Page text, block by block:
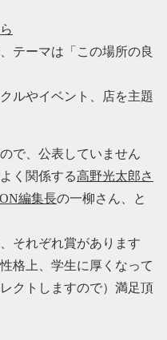
テーマは「この場所の良
ルやイベント、店を主題
で、公表していません
く関係する高野光太郎さ
編集長の一柳さん、と
それぞれ賞があります
格上、学生に厚くなって
クトしますので）満足頂